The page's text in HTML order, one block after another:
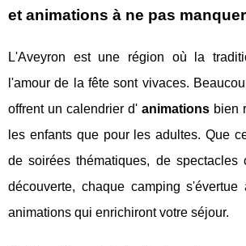
et animations à ne pas manquer
L'Aveyron est une région où la
l'amour de la fête sont vivaces.
offrent un calendrier d' animationsbien
les enfants que pour les adultes. Que
de soirées thématiques, de spectacles
découverte, chaque camping s'évertue
animations qui enrichiront votre séjour.